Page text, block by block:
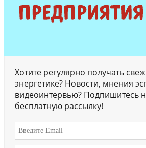
Хотите регулярно получать
энергетике? Новости, мнения
видеоинтервью? Подпишитесь
бесплатную рассылку!